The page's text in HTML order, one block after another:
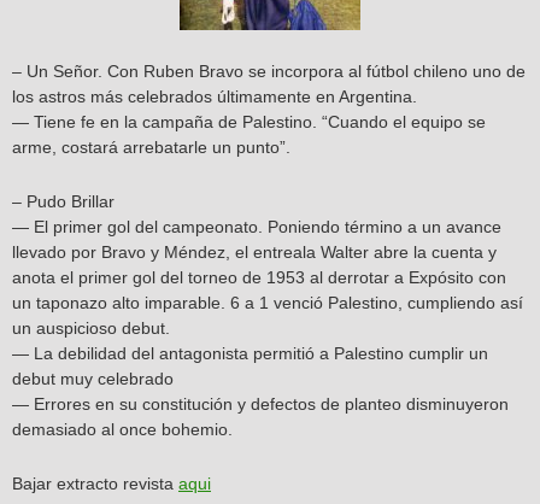
– Un Señor. Con Ruben Bravo se incorpora al fútbol chileno uno de
los astros más celebrados últimamente en Argentina.
— Tiene fe en la campaña de Palestino. “Cuando el equipo se
arme, costará arrebatarle un punto”.
– Pudo Brillar
— El primer gol del campeonato. Poniendo término a un avance
llevado por Bravo y Méndez, el entreala Walter abre la cuenta y
anota el primer gol del torneo de 1953 al derrotar a Expósito con
un taponazo alto imparable. 6 a 1 venció Palestino, cumpliendo así
un auspicioso debut.
— La debilidad del antagonista permitió a Palestino cumplir un
debut muy celebrado
— Errores en su constitución y defectos de planteo disminuyeron
demasiado al once bohemio.
Bajar extracto revista aqui